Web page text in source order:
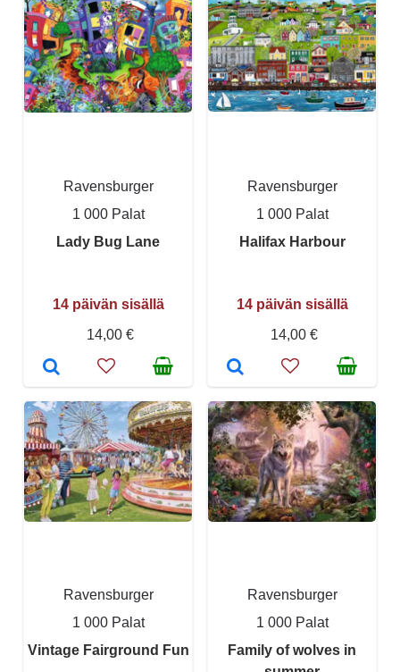
Ravensburger
1 000 Palat
Lady Bug Lane
14 päivän sisällä
14,00 €
Ravensburger
1 000 Palat
Halifax Harbour
14 päivän sisällä
14,00 €
Ravensburger
1 000 Palat
Vintage Fairground Fun
Ravensburger
1 000 Palat
Family of wolves in